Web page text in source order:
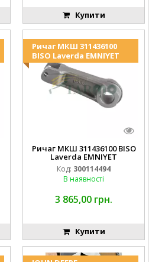
Купити
Ричаг МКШ 311436100
BISO Laverda EMNIYET
Ричаг МКШ 311436100 BISO
Laverda EMNIYET
Код: 300114494
В наявності
3 865,00 грн.
Купити